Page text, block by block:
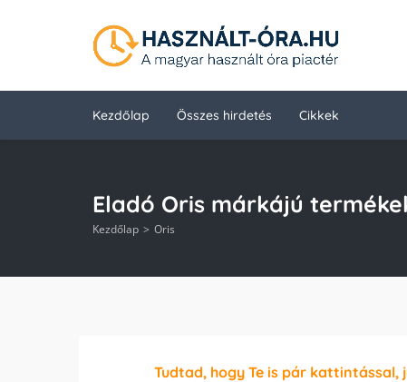
Kezdőlap Összes hirdetés Cikkek
Eladó Oris márkájú
Kezdőlap Oris
Tudtad, hogy Te is pár